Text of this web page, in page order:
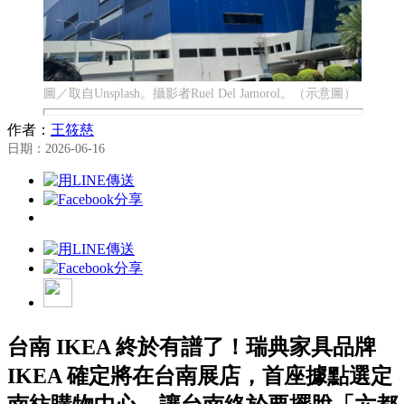
圖／取自Unsplash。攝影者Ruel Del Jamorol。（示意圖）
作者： 王筱慈
日期：2026-06-16
台南 IKEA 終於有譜了！瑞典家具品牌
IKEA 確定將在台南展店，首座據點選定